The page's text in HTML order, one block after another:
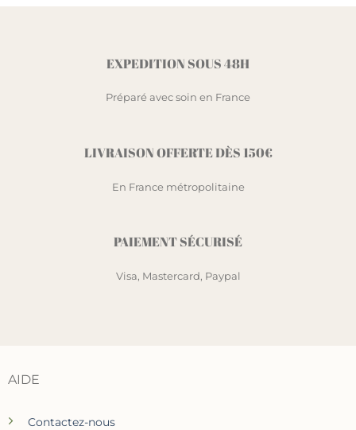
EXPEDITION SOUS 48H
Préparé avec soin en France
LIVRAISON OFFERTE DÈS 150€
En France métropolitaine
PAIEMENT SÉCURISÉ
Visa, Mastercard, Paypal
AIDE
Contactez-nous